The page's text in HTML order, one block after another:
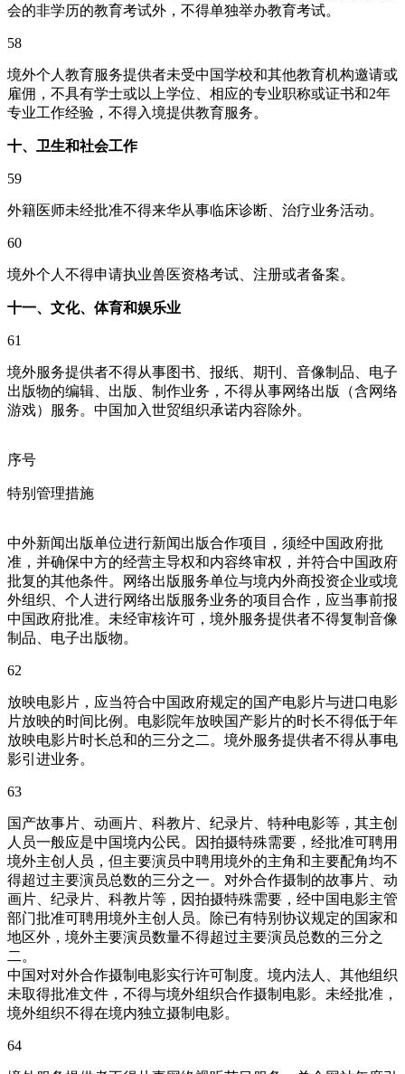
会的非学历的教育考试外，不得单独举办教育考试。
58
境外个人教育服务提供者未受中国学校和其他教育机构邀请或
雇佣，不具有学士或以上学位、相应的专业职称或证书和2年
专业工作经验，不得入境提供教育服务。
十、卫生和社会工作
59
外籍医师未经批准不得来华从事临床诊断、治疗业务活动。
60
境外个人不得申请执业兽医资格考试、注册或者备案。
十一、文化、体育和娱乐业
61
境外服务提供者不得从事图书、报纸、期刊、音像制品、电子
出版物的编辑、出版、制作业务，不得从事网络出版（含网络
游戏）服务。中国加入世贸组织承诺内容除外。
序号
特别管理措施
中外新闻出版单位进行新闻出版合作项目，须经中国政府批
准，并确保中方的经营主导权和内容终审权，并符合中国政府
批复的其他条件。网络出版服务单位与境内外商投资企业或境
外组织、个人进行网络出版服务业务的项目合作，应当事前报
中国政府批准。未经审核许可，境外服务提供者不得复制音像
制品、电子出版物。
62
放映电影片，应当符合中国政府规定的国产电影片与进口电影
片放映的时间比例。电影院年放映国产影片的时长不得低于年
放映电影片时长总和的三分之二。境外服务提供者不得从事电
影引进业务。
63
国产故事片、动画片、科教片、纪录片、特种电影等，其主创
人员一般应是中国境内公民。因拍摄特殊需要，经批准可聘用
境外主创人员，但主要演员中聘用境外的主角和主要配角均不
得超过主要演员总数的三分之一。对外合作摄制的故事片、动
画片、纪录片、科教片等，因拍摄特殊需要，经中国电影主管
部门批准可聘用境外主创人员。除已有特别协议规定的国家和
地区外，境外主要演员数量不得超过主要演员总数的三分之
二。
中国对对外合作摄制电影实行许可制度。境内法人、其他组织
未取得批准文件，不得与境外组织合作摄制电影。未经批准，
境外组织不得在境内独立摄制电影。
64